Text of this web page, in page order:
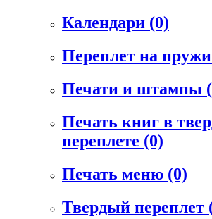
Календари (0)
Переплет на
Печати и штампы
Печать книг в
переплете (0)
Печать меню (0)
Твердый переплет